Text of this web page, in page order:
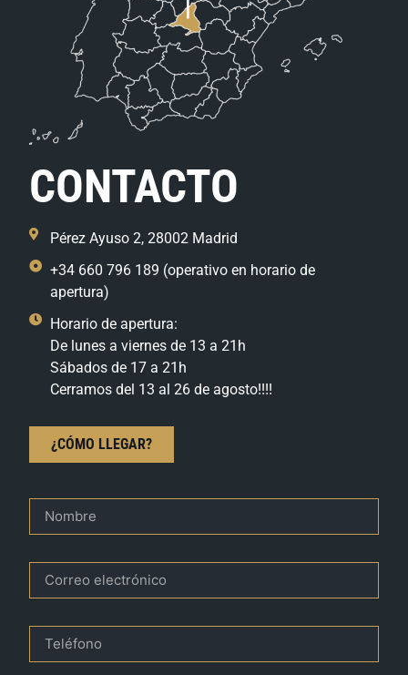
CONTACTO
Pérez Ayuso 2, 28002 Madrid
+34 660 796 189 (operativo en horario de
apertura)
Horario de apertura:
De lunes a viernes de 13 a 21h
Sábados de 17 a 21h
Cerramos del 13 al 26 de agosto!!!!
¿CÓMO LLEGAR?